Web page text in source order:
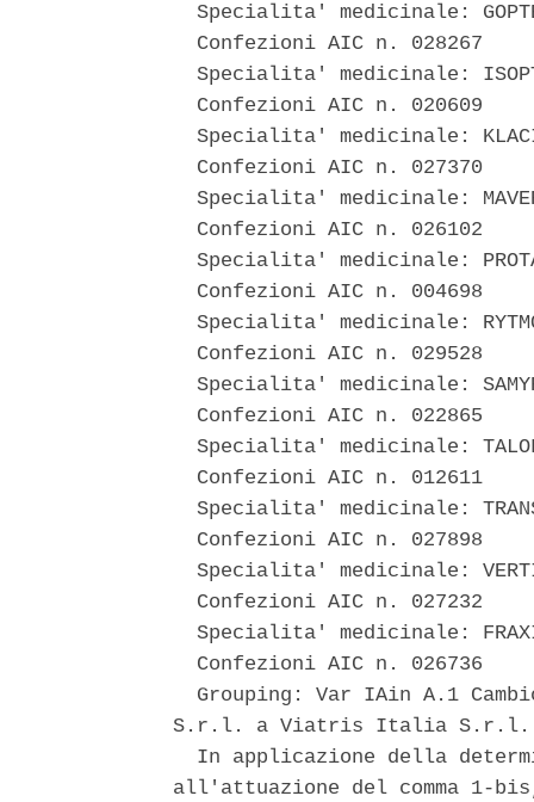
Specialita' medicinale:
  Confezioni AIC n. 028267
Specialita' medicinale:
  Confezioni AIC n. 020609
Specialita' medicinale:
  Confezioni AIC n. 027370
Specialita' medicinale:
  Confezioni AIC n. 026102
Specialita' medicinale:
  Confezioni AIC n. 004698
Specialita' medicinale:
  Confezioni AIC n. 029528
Specialita' medicinale:
  Confezioni AIC n. 022865
Specialita' medicinale:
  Confezioni AIC n. 012611
Specialita' medicinale:
  Confezioni AIC n. 027898
Specialita' medicinale:
  Confezioni AIC n. 027232
Specialita' medicinale:
  Confezioni AIC n. 026736
Grouping: Var IAin A.1
S.r.l. a Viatris Italia
In applicazione della
all'attuazione del comma 1-